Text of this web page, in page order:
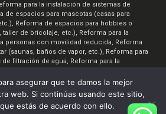
para la instalación de sistemas de
de espacios para mascotas (casas para
Reforma de espacios para hobbies o
de bricolaje, etc.), Reforma para la
personas con movilidad reducida, Reforma
(saunas, baños de vapor, etc.), Reforma para
filtración de agua, Reforma para la
de almacenamiento de bicicletas o
la instalación de sistemas de iluminación
de comedor al aire libre, Reforma para la
o huertos urbanos
asegurar que te damos la mejor
web. Si continúas usando este sitio,
estás de acuerdo con ello.